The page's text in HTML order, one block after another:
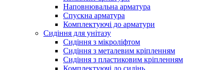
Наповнювальна арматура
Спускна арматура
Комплектуючі до арматури
Сидіння для унітазу
Сидіння з мікроліфтом
Сидіння з металевим кріпленням
Сидіння з пластиковим кріпленням